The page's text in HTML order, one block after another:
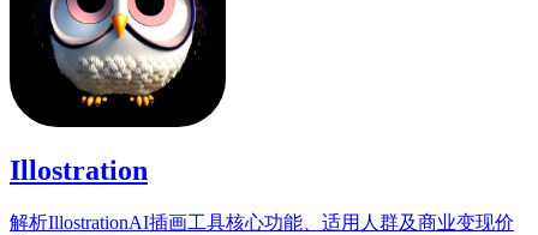
Illostration
解析IllostrationAI插画工具核心功能、适用人群及商业变现价